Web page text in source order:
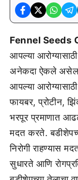
Fennel Seeds
आपल्या
अनेकदा ऐकले
आपल्या
फायबर, प्रोटीन,
भरपूर प्रमाणात
मदत करते.
निरोगी राहण्यास
सुधारते आणि